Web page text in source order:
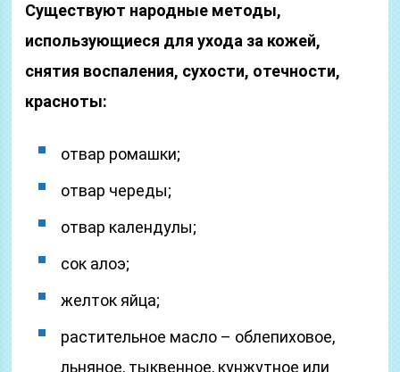
Существуют народные методы,
использующиеся для ухода за кожей,
снятия воспаления, сухости, отечности,
красноты:
отвар ромашки;
отвар череды;
отвар календулы;
сок алоэ;
желток яйца;
растительное масло – облепиховое,
льняное, тыквенное, кунжутное или